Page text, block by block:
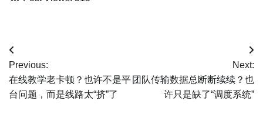
文
章
导
Previous:
在线教学老卡顿？也许不是平
台问题，而是线路太“挤”了
Next:
团队传输数据总断断续续？也
许只是缺了“调度系统”